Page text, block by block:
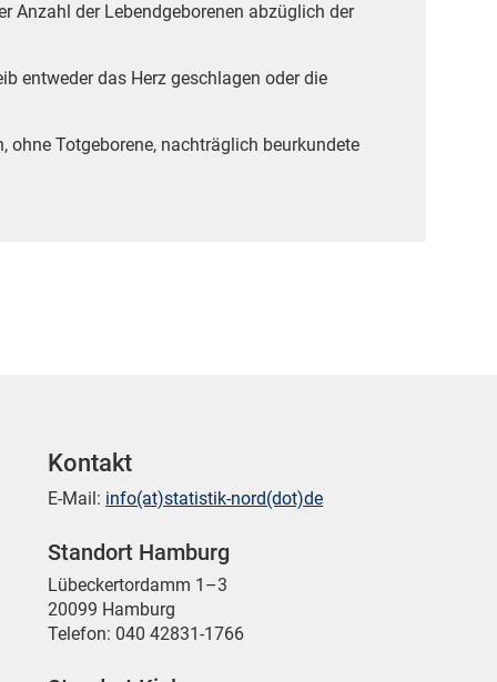
Anzahl der Lebendgeborenen abzüglich der
entweder das Herz geschlagen oder die
ohne Totgeborene, nachträglich beurkundete
Kontakt
E-Mail: info(at)statistik-nord(dot)de
Standort Hamburg
Lübeckertordamm 1–3
20099 Hamburg
Telefon: 040 42831-1766